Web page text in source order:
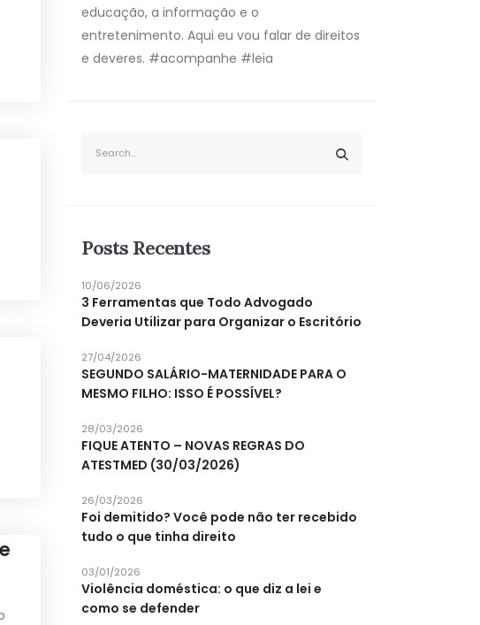
educação, a informação e o
entretenimento. Aqui eu vou falar de direitos
e deveres. #acompanhe #leia
Posts Recentes
3 Ferramentas que Todo Advogado
Deveria Utilizar para Organizar o Escritório
10/06/2026
SEGUNDO SALÁRIO-MATERNIDADE PARA O
MESMO FILHO: ISSO É POSSÍVEL?
27/04/2026
FIQUE ATENTO – NOVAS REGRAS DO
ATESTMED (30/03/2026)
28/03/2026
Foi demitido? Você pode não ter recebido
tudo o que tinha direito
26/03/2026
Violência doméstica: o que diz a lei e
como se defender
03/01/2026